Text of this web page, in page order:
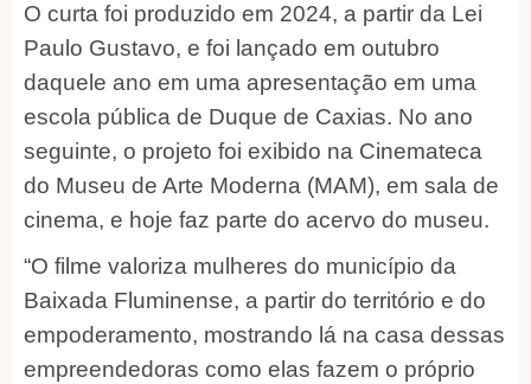
O curta foi produzido em 2024, a partir da Lei
Paulo Gustavo, e foi lançado em outubro
daquele ano em uma apresentação em uma
escola pública de Duque de Caxias. No ano
seguinte, o projeto foi exibido na Cinemateca
do Museu de Arte Moderna (MAM), em sala de
cinema, e hoje faz parte do acervo do museu.
“O filme valoriza mulheres do município da
Baixada Fluminense, a partir do território e do
empoderamento, mostrando lá na casa dessas
empreendedoras como elas fazem o próprio